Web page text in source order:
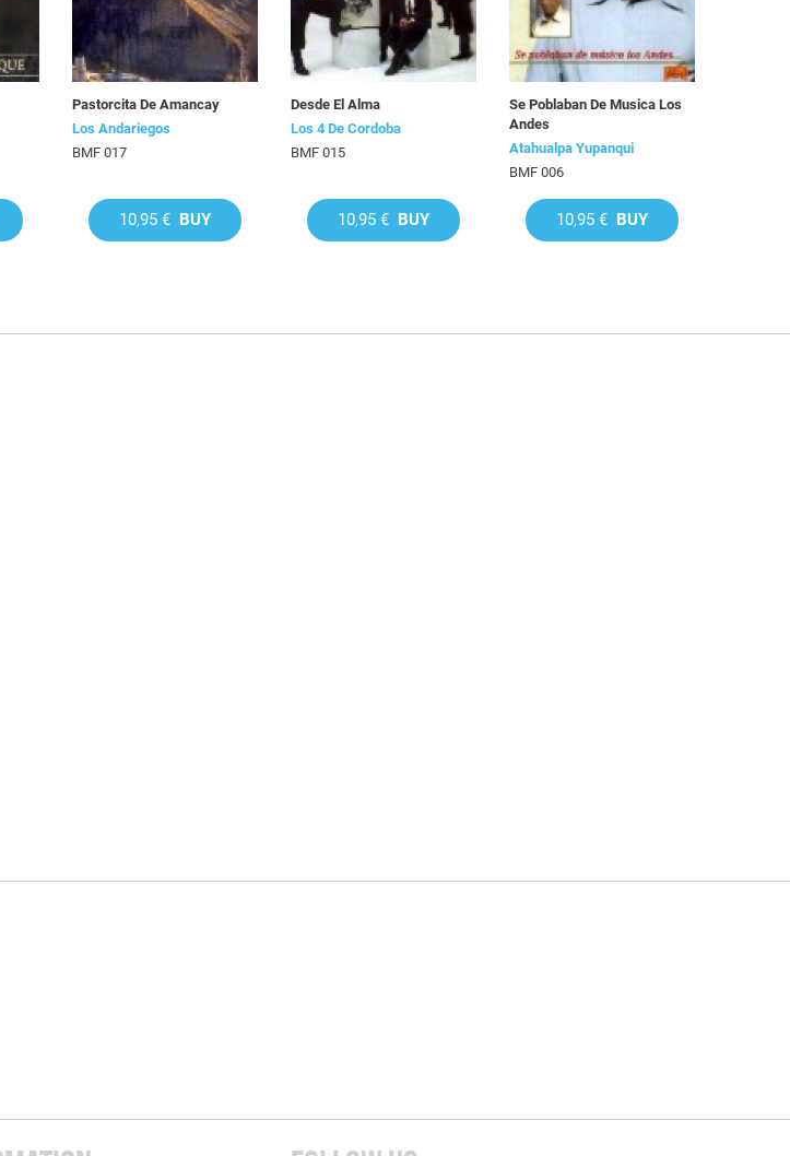
Pastorcita De Amancay
Los Andariegos
BMF 017
10,95 € BUY
Desde El Alma
Los 4 De Cordoba
BMF 015
10,95 € BUY
Se Poblaban De Musica Los
Andes
Atahualpa Yupanqui
BMF 006
10,95 € BUY